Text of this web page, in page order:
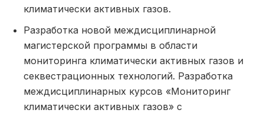
климатически активных газов.
Разработка новой междисциплинарной
магистерской программы в области
мониторинга климатически активных газов и
секвестрационных технологий. Разработка
междисциплинарных курсов «Мониторинг
климатически активных газов» с